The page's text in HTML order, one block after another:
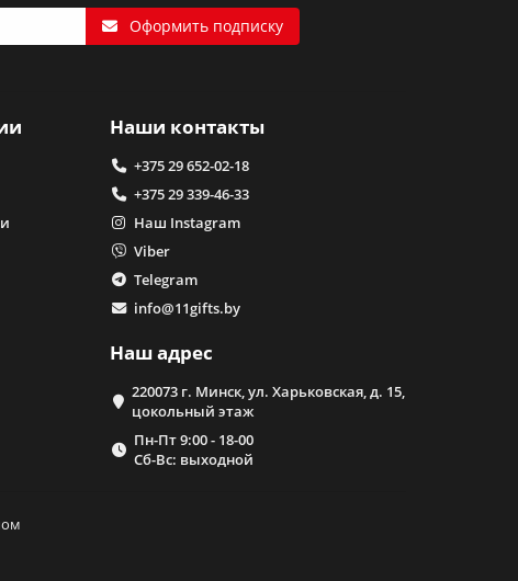
Оформить подписку
Наши контакты
+375 29 652-02-18
+375 29 339-46-33
Наш Instagram
Viber
Telegram
info@11gifts.by
Наш адрес
220073 г. Минск, ул. Харьковская, д. 15,
цокольный этаж
Пн-Пт 9:00 - 18-00
Сб-Вс: выходной